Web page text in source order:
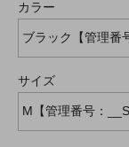
カラー
サイズ